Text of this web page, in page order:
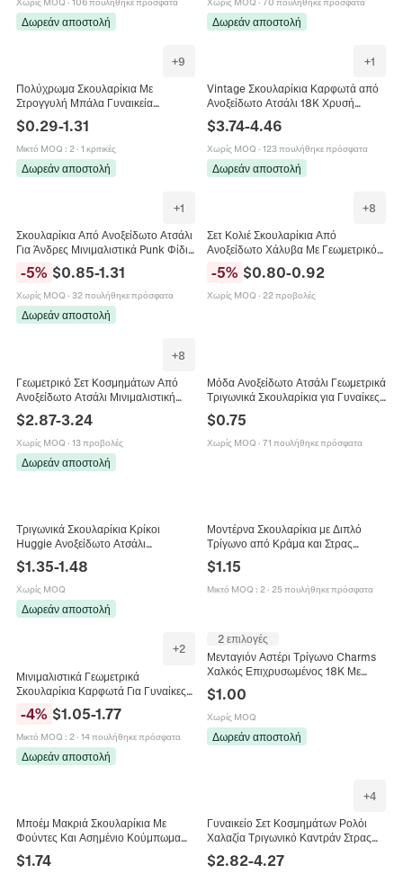
Δωρεάν αποστολή Δωρεάν αποστολή
+9
Πολύχρωμα Σκουλαρίκια Με
Στρογγυλή Μπάλα Γυναικεία
Μοντέρνα Γεωμετρικά Druzy Καρδιά
Αστέρι Τετράγωνο Τρίγωνο
Κοσμήματα Με Στρας
$0.29-1.31
Μικτό MOQ : 2· 1 κριτικές
Δωρεάν αποστολή
+1
Vintage Σκουλαρίκια Καρφωτά από
Ανοξείδωτο Ατσάλι 18K Χρυσή
Επένδυση Καρδιά Γεωμετρικό Κύμα
για Γυναίκες Μόδα Κοσμήματα
$3.74-4.46
Χωρίς MOQ · 123 πουλήθηκε πρόσφατα
Δωρεάν αποστολή
+1
Σκουλαρίκια Από Ανοξείδωτο Ατσάλι
Για Άνδρες Μινιμαλιστικά Punk Φίδι
Τρίγωνο Πόκερ Άσσος Φτερό Ήλιος
Σχέδιο Κοσμήματα
-5% $0.85-1.31
Χωρίς MOQ · 32 πουλήθηκε πρόσφατα
Δωρεάν αποστολή
+8
Σετ Κολιέ Σκουλαρίκια Από
Ανοξείδωτο Χάλυβα Με Γεωμετρικό
Σχέδιο Τρίγωνο Μπάσκετ Αετός
Σκύλος Μόδα Για Γυναίκες
-5% $0.80-0.92
Χωρίς MOQ · 22 προβολές
+8
Γεωμετρικό Σετ Κοσμημάτων Από
Ανοξείδωτο Ατσάλι Μινιμαλιστική
Καρδιά Αστέρι Φεγγάρι Τρίγωνο
Κύβος Κολιέ Σκουλαρίκια Για
Γυναίκες
$2.87-3.24
Χωρίς MOQ · 13 προβολές
Δωρεάν αποστολή
Μόδα Ανοξείδωτο Ατσάλι Γεωμετρικά
Τριγωνικά Σκουλαρίκια για Γυναίκες
18K Επίχρυσα Υπερβολικά Punk
Κοσμήματα Δώρο Σκουλαρίκια
$0.75
Χωρίς MOQ · 71 πουλήθηκε πρόσφατα
Τριγωνικά Σκουλαρίκια Κρίκοι
Huggie Ανοξείδωτο Ατσάλι
Γεωμετρικό Σχήμα V Γυαλιστερό Στυλ
Πανκ Μινιμαλιστικά Κοσμήματα Για
Άνδρες Γυναίκες
$1.35-1.48
Χωρίς MOQ
Δωρεάν αποστολή
Μοντέρνα Σκουλαρίκια με Διπλό
Τρίγωνο από Κράμα και Στρας
Μινιμαλιστικά Γεωμετρικά
Κοσμήματα από Ανοξείδωτο Ατσάλι
για Γυναίκες
$1.15
Μικτό MOQ : 2· 25 πουλήθηκε πρόσφατα
+2
Μινιμαλιστικά Γεωμετρικά
Σκουλαρίκια Καρφωτά Για Γυναίκες
Τρίγωνο Οβάλ Στρογγυλό Ζιργκόν
-4% $1.05-1.77
Μικτό MOQ : 2· 14 πουλήθηκε πρόσφατα
Δωρεάν αποστολή
2 επιλογές
Μενταγιόν Αστέρι Τρίγωνο Charms
Χαλκός Επιχρυσωμένος 18K Με
Ζιργκόν Για Κατασκευή Κοσμημάτων
DIY Αξεσουάρ
$1.00
Χωρίς MOQ
Δωρεάν αποστολή
Μποέμ Μακριά Σκουλαρίκια Με
Φούντες Και Ασημένιο Κούμπωμα
Τρίγωνα Χάντρες Σταγόνα Νερού
Κράμα Στρας Vintage Στιλ Γυναίκες
$1.74
+4
Γυναικείο Σετ Κοσμημάτων Ρολόι
Χαλαζία Τριγωνικό Καντράν Στρας
Κολιέ Μενταγιόν Σκουλαρίκια
Δαχτυλίδι Κομψό
$2.82-4.27